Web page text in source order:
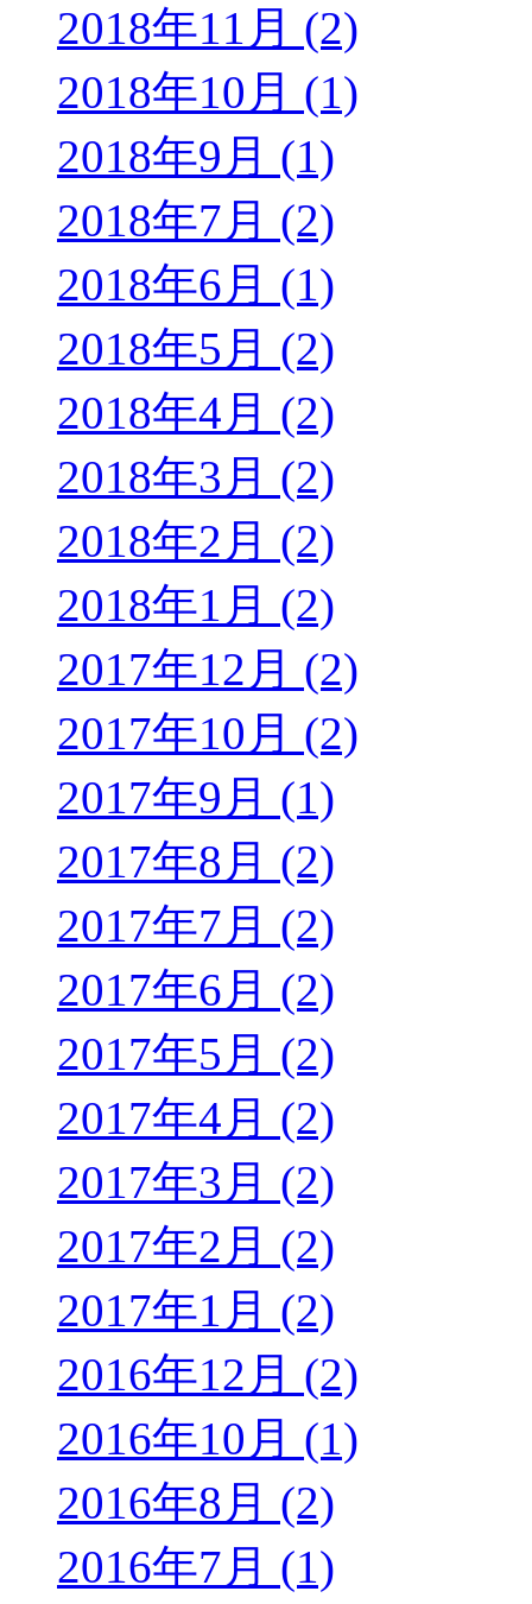
2018年11月 (2)
2018年10月 (1)
2018年9月 (1)
2018年7月 (2)
2018年6月 (1)
2018年5月 (2)
2018年4月 (2)
2018年3月 (2)
2018年2月 (2)
2018年1月 (2)
2017年12月 (2)
2017年10月 (2)
2017年9月 (1)
2017年8月 (2)
2017年7月 (2)
2017年6月 (2)
2017年5月 (2)
2017年4月 (2)
2017年3月 (2)
2017年2月 (2)
2017年1月 (2)
2016年12月 (2)
2016年10月 (1)
2016年8月 (2)
2016年7月 (1)